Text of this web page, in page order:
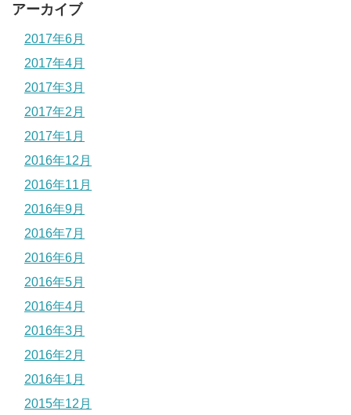
アーカイブ
2017年6月
2017年4月
2017年3月
2017年2月
2017年1月
2016年12月
2016年11月
2016年9月
2016年7月
2016年6月
2016年5月
2016年4月
2016年3月
2016年2月
2016年1月
2015年12月